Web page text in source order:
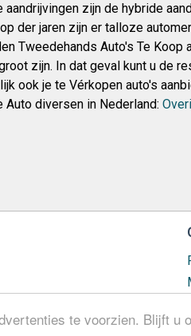
te voorzien. Blijft u
zijn de hybride
der jaren zijn er talloze
Tweedehands Auto's Te Koop
zijn. In dat geval kunt u de
ook je te Vérkopen auto's
diversen in Nederland: